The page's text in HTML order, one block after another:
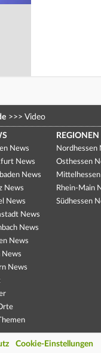
>>> Video
News
News
News
News
News
News
News
News
News
News
REGIONEN
Nordhessen
Osthessen
Rhein-Main
Südhessen
Cookie-Einstellungen